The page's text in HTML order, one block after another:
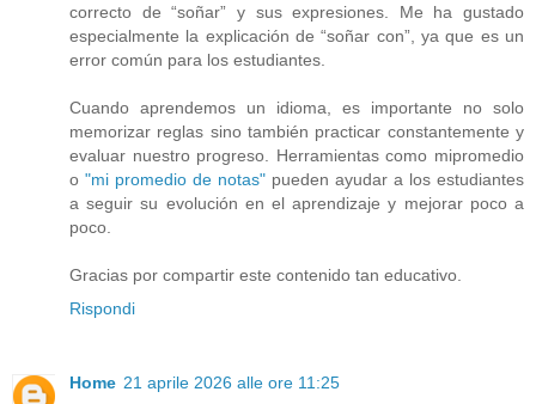
correcto de “soñar” y sus expresiones. Me ha gustado
especialmente la explicación de “soñar con”, ya que es un
error común para los estudiantes.
Cuando aprendemos un idioma, es importante no solo
memorizar reglas sino también practicar constantemente y
evaluar nuestro progreso. Herramientas como mipromedio
o "mi promedio de notas" pueden ayudar a los estudiantes
a seguir su evolución en el aprendizaje y mejorar poco a
poco.
Gracias por compartir este contenido tan educativo.
Rispondi
Home 21 aprile 2026 alle ore 11:25